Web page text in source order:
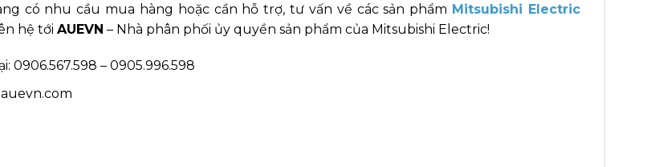
có nhu cầu mua hàng hoặc cần hỗ trợ, tư vấn về các sản phẩm Mitsubishi Electric
hệ tới AUEVN – Nhà phân phối ủy quyền sản phẩm của Mitsubishi Electric!
0906.567.598 – 0905.996.598